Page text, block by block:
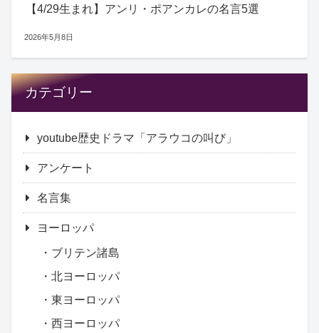
【4/29生まれ】アンリ・ポアンカレの名言5選
2026年5月8日
カテゴリー
youtube歴史ドラマ「アラウコの叫び」
アンケート
名言集
ヨーロッパ
ブリテン諸島
北ヨーロッパ
東ヨーロッパ
西ヨーロッパ